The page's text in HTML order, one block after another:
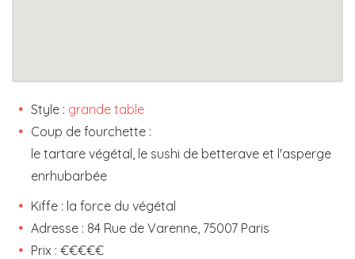
Style : grande table
Coup de fourchette :
le tartare végétal, le sushi de betterave et l'asperge
enrhubarbée
Kiffe : la force du végétal
Adresse : 84 Rue de Varenne, 75007 Paris
Prix : €€€€€